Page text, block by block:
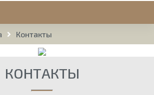
Контакты
КОНТАКТЫ